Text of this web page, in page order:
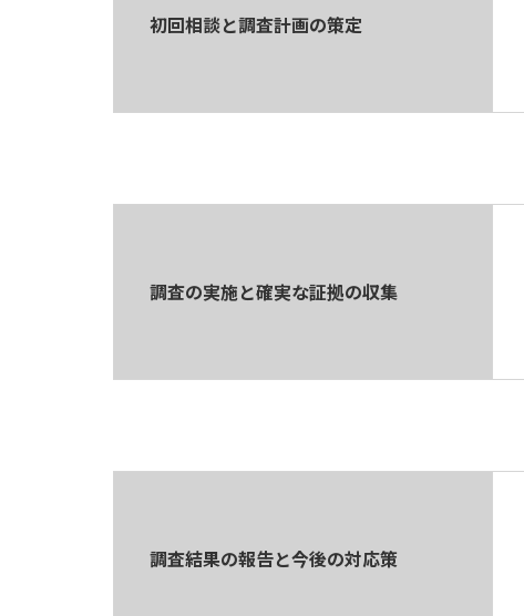
初回相談と調査計画の策定
調査の実施と確実な証拠の収集
調査結果の報告と今後の対応策